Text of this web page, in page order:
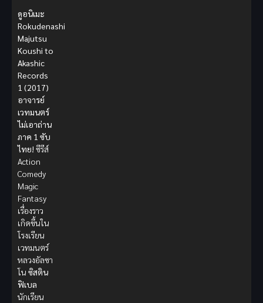
ดูอนิเมะ
Rokudenashi
Majutsu
Koushi to
Akashic
Records
1 (2017)
อาจารย์
เวทมนตร์
ไม่เอาถ่าน
ภาค 1 ซับ
ไทย! ซีรีส์
Action
Comedy
Magic
Fantasy
เรื่องราว
เกิดขึ้นใน
โรงเรียน
เวทมนตร์
หลวงอัลซา
โน ซิสติน
ฟิเบล
นักเรียน